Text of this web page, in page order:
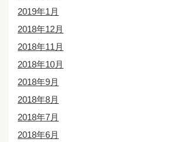
2019年1月
2018年12月
2018年11月
2018年10月
2018年9月
2018年8月
2018年7月
2018年6月